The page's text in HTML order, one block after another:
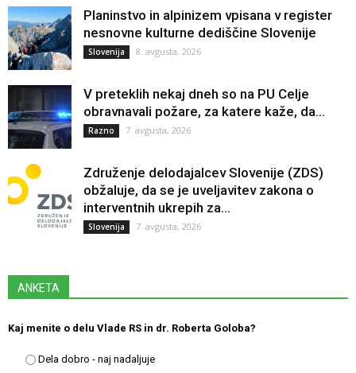
Planinstvo in alpinizem vpisana v register
nesnovne kulturne dediščine Slovenije
Slovenija 8. avgusta, 2026
V preteklih nekaj dneh so na PU Celje
obravnavali požare, za katere kaže, da...
Razno 7. avgusta, 2026
Združenje delodajalcev Slovenije (ZDS)
obžaluje, da se je uveljavitev zakona o
interventnih ukrepih za...
Slovenija 7. avgusta, 2026
ANKETA
Kaj menite o delu Vlade RS in dr. Roberta Goloba?
Dela dobro - naj nadaljuje